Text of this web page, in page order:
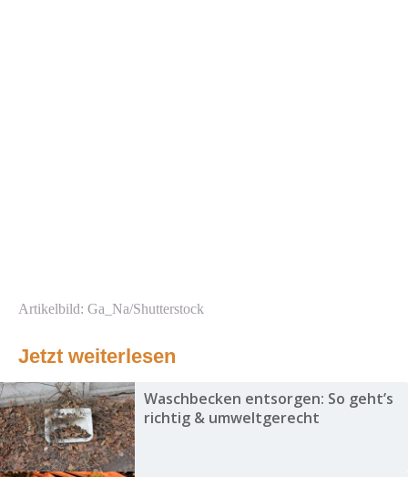
Artikelbild: Ga_Na/Shutterstock
Jetzt weiterlesen
Waschbecken entsorgen: So geht’s
richtig & umweltgerecht